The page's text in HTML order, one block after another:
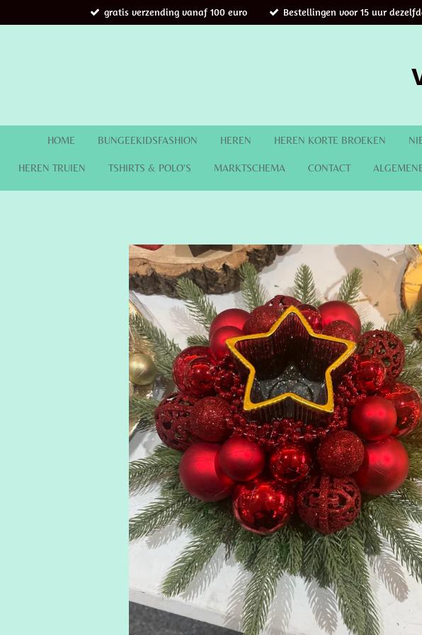
direct
gratis verzending vanaf 100 euro Bestellingen voor 15 uur
HOME BUNGEEKIDSFASHION HEREN HEREN KORTE BROEKEN
HEREN TRUIEN TSHIRTS & POLO'S MARKTSCHEMA CONTACT